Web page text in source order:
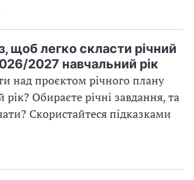
щоб легко скласти річний
2027 навчальний рік
над проєктом річного плану
Обираєте річні завдання, та
Скористайтеся підказками